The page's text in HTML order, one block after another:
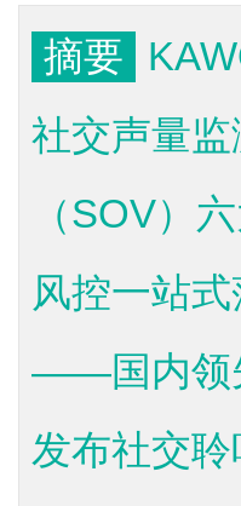
摘要
社交声量
（SOV）
风控一站
——国内领
发布社交